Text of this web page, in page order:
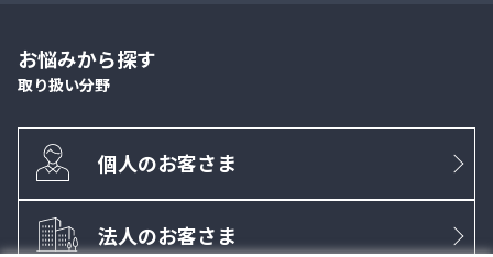
お悩みから探す
取り扱い分野
個人のお客さま
法人のお客さま